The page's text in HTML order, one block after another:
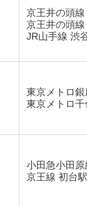
京王井の頭
京王井の頭
JR山手線 渋
東京メトロ
東京メトロ
小田急小田
京王線 初台